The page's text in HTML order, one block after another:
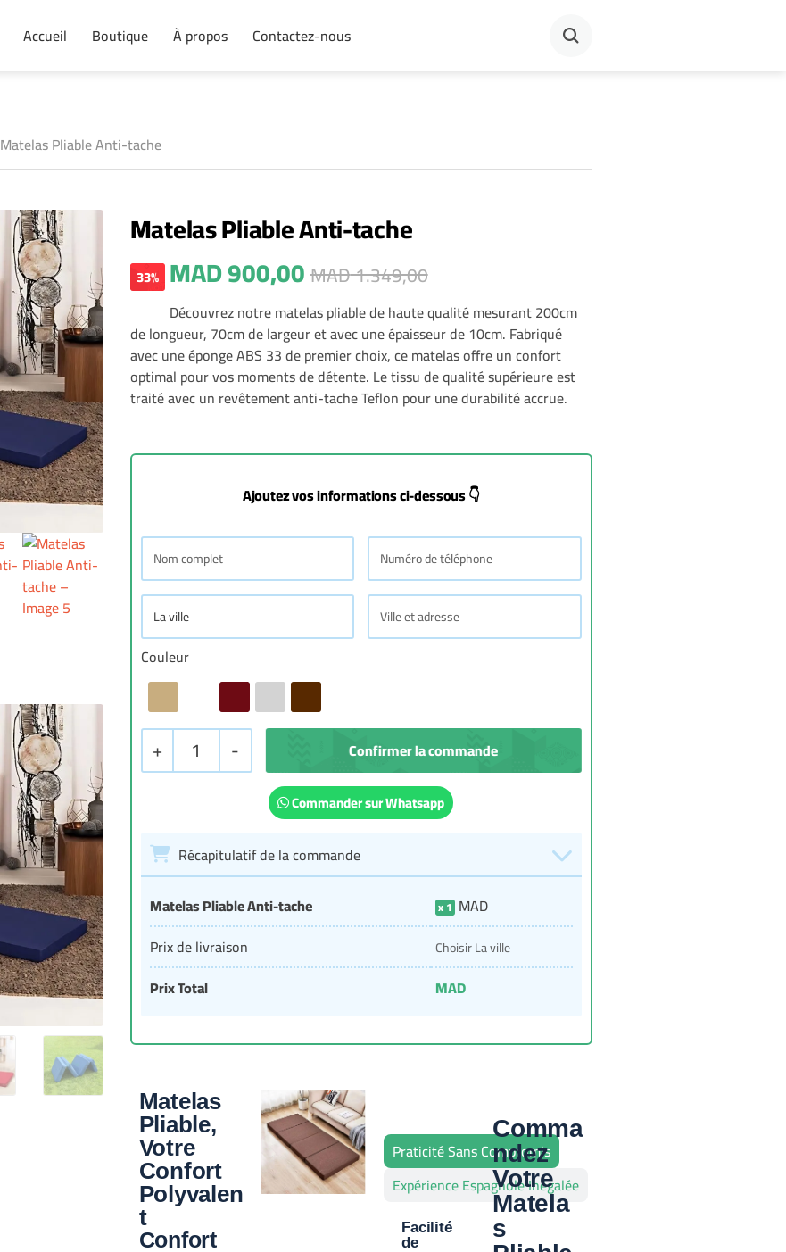
Accueil Boutique À propos
Contactez-nous
Matelas Pliable Anti-tache
Matelas Pliable Anti-tache
MAD900,00MAD1.349,00
33%
Découvrez notre matelas pliable de haute qualité mesurant 200cm
de longueur, 70cm de largeur et avec une épaisseur de 10cm. Fabriqué
avec une éponge ABS 33 de premier choix, ce matelas offre un confort
optimal pour vos moments de détente. Le tissu de qualité supérieure est
traité avec un revêtement anti-tache Teflon pour une durabilité accrue.
Ajoutez vos informations ci-dessous 👇
Couleur
+ 1 -
Commander sur Whatsapp
Récapitulatif de la commande
Matelas Pliable Anti-tache
1 MAD
Prix de livraison
Choisir La ville
Prix Total MAD
Matelas
Pliable,
Votre
Confort
Polyvalen
t
Confort
Praticité Sans Compromis
Expérience Espagnole Inégalée
Facilité
de
Comma
ndez
Votre
Matela
s